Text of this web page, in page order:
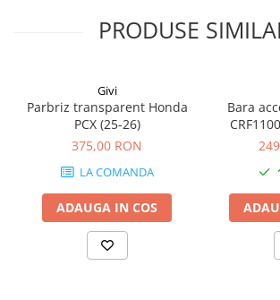
PRODUSE
Givi
Parbriz transparent Honda
PCX (25-26)
375,00 RON
LA COMANDA
ADAUGA IN COS
Bara
CRF1100L